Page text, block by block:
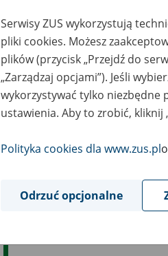
Serwisy ZUS wykorzystują
pliki cookies. Możesz
plików (przycisk „Przejdź do
„Zarządzaj opcjami”). Jeśli
wykorzystywać tylko niezbędne
ustawienia. Aby to zrobić, kliknij
Polityka cookies dla www.zus.pl
Odrzuć opcjonalne